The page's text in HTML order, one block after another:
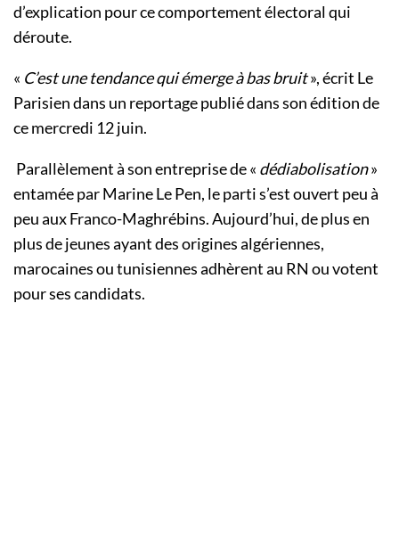
d’explication pour ce comportement électoral qui
déroute.
« C’est une ten­dance qui émerge à bas bruit», écrit Le
Parisien dans un reportage publié dans son édition de
ce mercredi 12 juin.
Parallèlement à son entreprise de « dédiabolisation»
entamée par Marine Le Pen, le parti s’est ouvert peu à
peu aux Franco-Maghrébins. Aujourd’hui, de plus en
plus de jeunes ayant des origines algériennes,
marocaines ou tunisiennes adhèrent au RN ou votent
pour ses candidats.